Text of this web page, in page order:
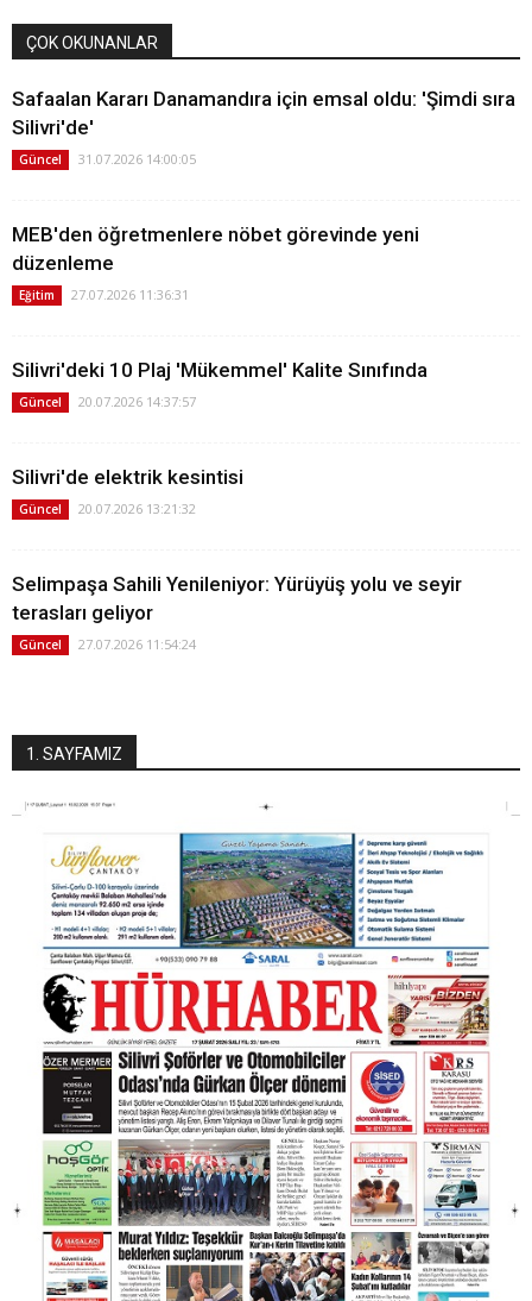
ÇOK OKUNANLAR
Safaalan Kararı Danamandıra için emsal oldu: 'Şimdi sıra
Silivri'de'
Güncel 31.07.2026 14:00:05
MEB'den öğretmenlere nöbet görevinde yeni
düzenleme
Eğitim 27.07.2026 11:36:31
Silivri'deki 10 Plaj 'Mükemmel' Kalite Sınıfında
Güncel 20.07.2026 14:37:57
Silivri'de elektrik kesintisi
Güncel 20.07.2026 13:21:32
Selimpaşa Sahili Yenileniyor: Yürüyüş yolu ve seyir
terasları geliyor
Güncel 27.07.2026 11:54:24
1. SAYFAMIZ